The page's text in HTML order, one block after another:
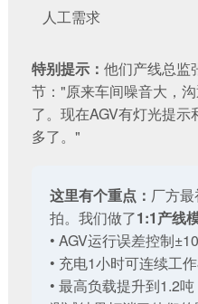
人工需求
特别提示： 他们产线总监
节："原来车间噪音大，
了。现在AGV有灯光提
多了。"
这里有个重点： 厂方
拍。我们做了1:1产线
• AGV运行误差控制
• 充电1小时可连续工
• 最高负载提升到1.2吨